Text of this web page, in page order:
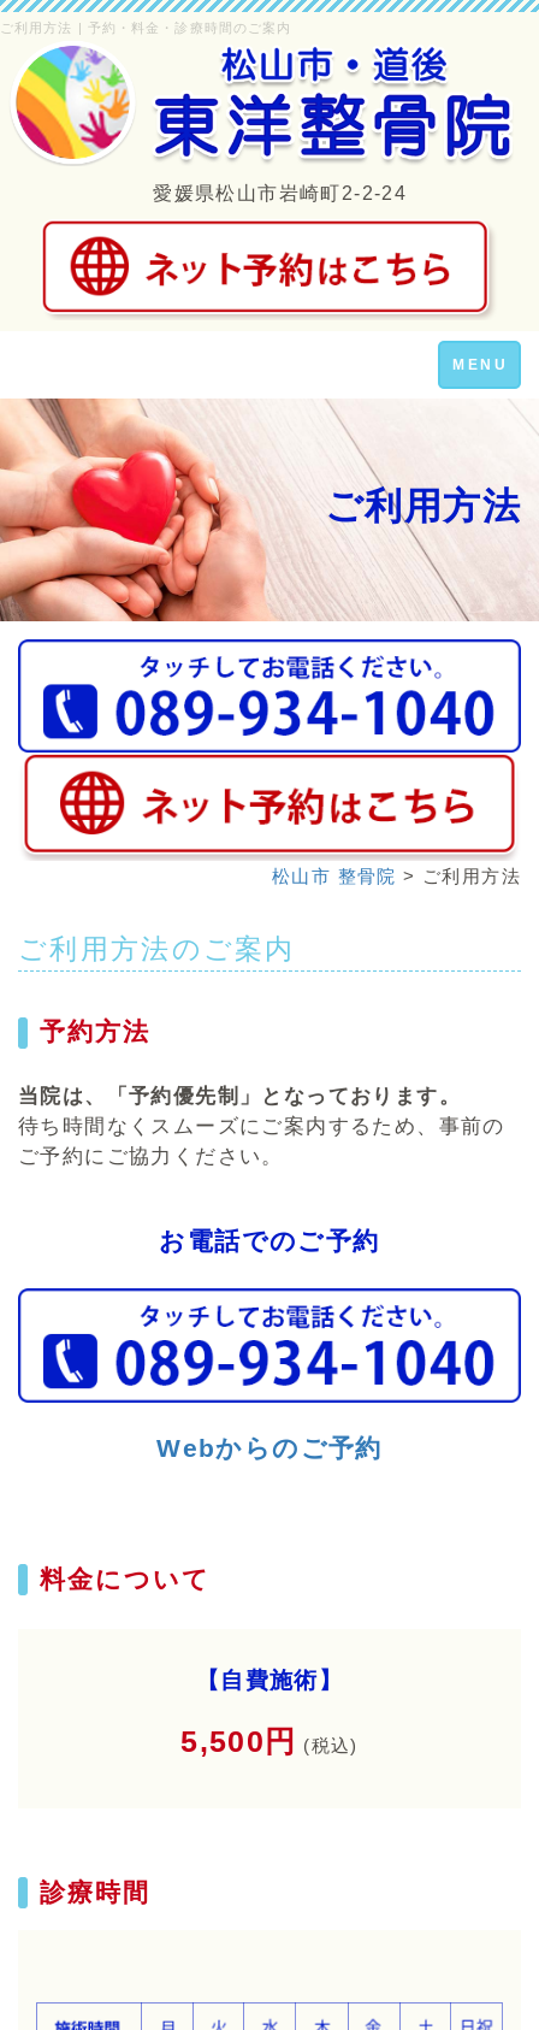
ご利用方法 | 予約・料金・診療時間のご案内
愛媛県松山市岩崎町2-2-24
Toggle
navigation
MENU
ご利用方法
松山市 整骨院 > ご利用方法
ご利用方法のご案内
予約方法
当院は、「予約優先制」となっております。
待ち時間なくスムーズにご案内するため、事前の
ご予約にご協力ください。
お電話でのご予約
Webからのご予約
料金について
【自費施術】
5,500円 (税込)
診療時間